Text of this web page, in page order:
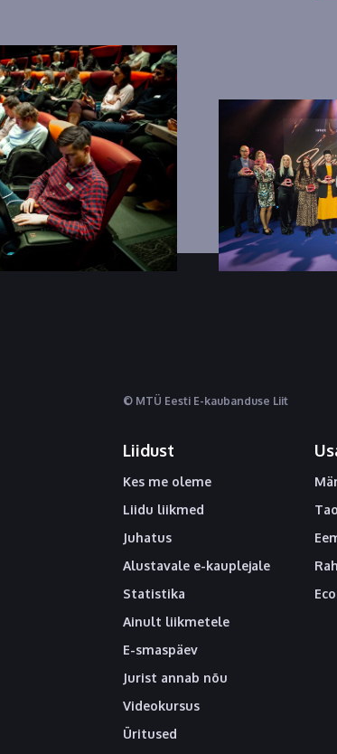
© MTÜ Eesti E-kaubanduse Liit
Liidust
Kes me oleme
Liidu liikmed
Juhatus
Alustavale e-kauplejale
Statistika
Ainult liikmetele
E-smaspäev
Jurist annab nõu
Videokursus
Üritused